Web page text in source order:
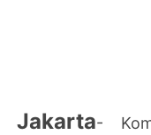
Jakarta-